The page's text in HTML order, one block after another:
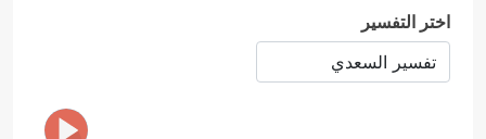
اختر التفسير